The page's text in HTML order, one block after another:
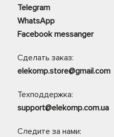
Telegram
WhatsApp
Facebook messanger
Сделать заказ:
elekomp.store@gmail.com
Техподдержка:
support@elekomp.com.ua
Следите за нами: